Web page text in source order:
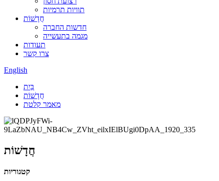
תוויות תרמיות
חֲדָשׁוֹת
חדשות החברה
מגמה בתעשייה
תעודות
צרו קשר
English
בַּיִת
חֲדָשׁוֹת
מאמר קלטת
חֲדָשׁוֹת
קטגוריות